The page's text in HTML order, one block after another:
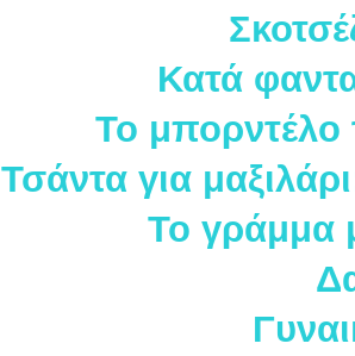
Κατά
Το μπορντέλο
Τσάντα για
Το γράμμα